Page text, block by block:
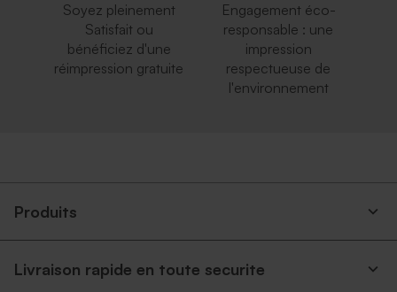
Soyez pleinement
Satisfait ou
bénéficiez d'une
réimpression gratuite
Engagement éco-
responsable : une
impression
respectueuse de
l'environnement
Produits
Livraison rapide en toute securite